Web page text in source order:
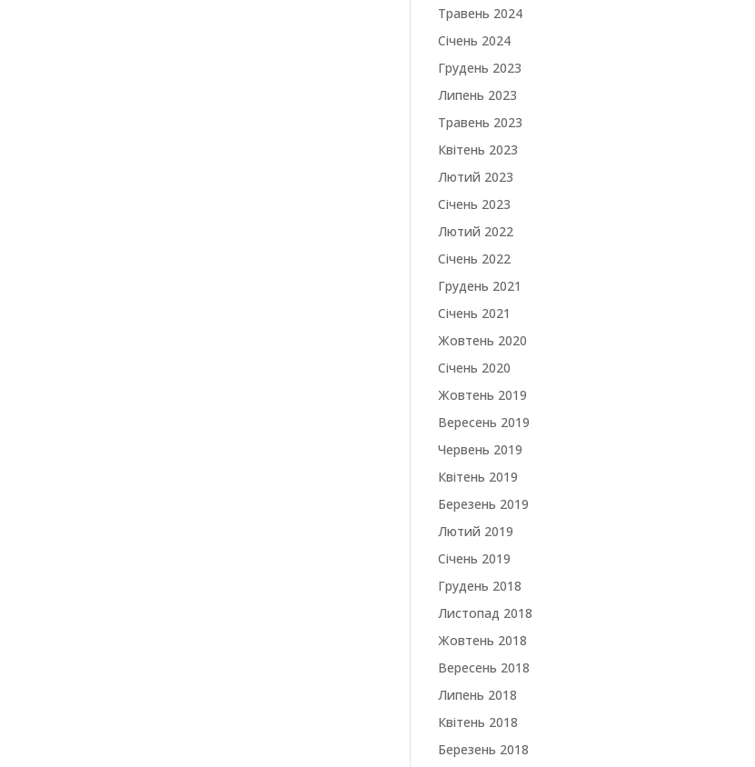
Травень 2024
Січень 2024
Грудень 2023
Липень 2023
Травень 2023
Квітень 2023
Лютий 2023
Січень 2023
Лютий 2022
Січень 2022
Грудень 2021
Січень 2021
Жовтень 2020
Січень 2020
Жовтень 2019
Вересень 2019
Червень 2019
Квітень 2019
Березень 2019
Лютий 2019
Січень 2019
Грудень 2018
Листопад 2018
Жовтень 2018
Вересень 2018
Липень 2018
Квітень 2018
Березень 2018